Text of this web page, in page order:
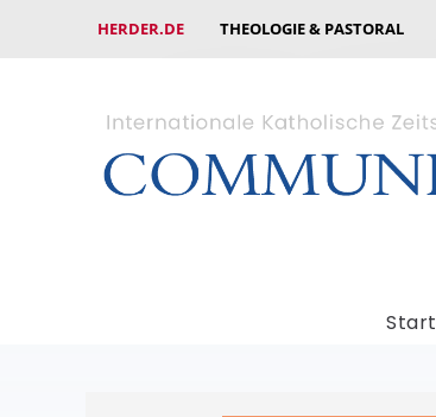
HERDER.DE THEOLOGIE & PASTORAL
Start